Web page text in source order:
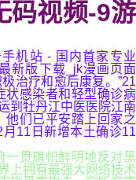
码视频-9游
机站 - 国内首家专业
新版下载_jk漫画页面
治疗和愈后康复。”21
状感染者和轻型确诊病
到牡丹江中医医院江南
他们已平安踏上回家之
11日新增本土确诊11
贯旗帜鲜明地反对黑
上拥有最强大网络技术